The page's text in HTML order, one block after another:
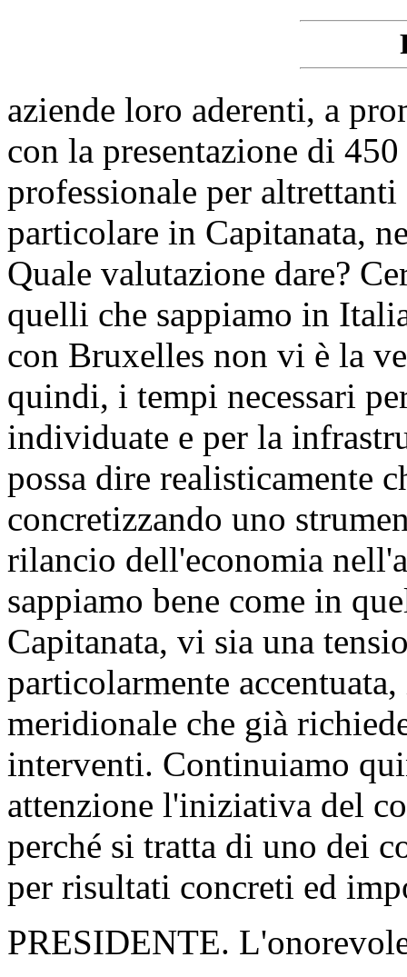
aziende loro aderenti, a
con la presentazione di
professionale per
particolare in Capitanata,
Quale valutazione dare?
quelli che sappiamo in
con Bruxelles non vi è la
quindi, i tempi necessari
individuate e per la
possa dire realisticamente
concretizzando uno
rilancio dell'economia
sappiamo bene come in
Capitanata, vi sia una
particolarmente
meridionale che già
interventi. Continuiamo
attenzione l'iniziativa del
perché si tratta di uno dei
per risultati concreti ed
PRESIDENTE.